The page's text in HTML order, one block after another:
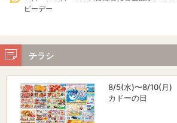
ピーデー
チラシ
8/5(水)〜8/10(月)
カドーの日